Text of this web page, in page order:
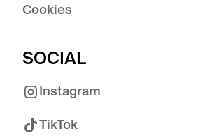
Cookies
SOCIAL
Instagram
TikTok